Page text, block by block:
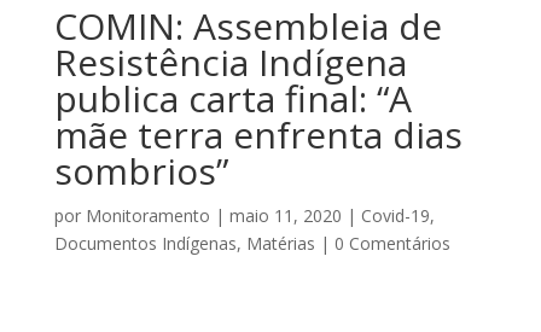
COMIN: Assembleia de
Resistência Indígena
publica carta final: “A
mãe terra enfrenta dias
sombrios”
por Monitoramento | maio 11, 2020 | Covid-19,
Documentos Indígenas, Matérias | 0 Comentários